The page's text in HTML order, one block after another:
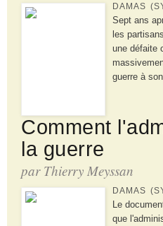
DAMAS
Sept ans
les
une défaite
guerre à
Comment
la guerre
par Thierry Meyssan
DAMAS
Le
que